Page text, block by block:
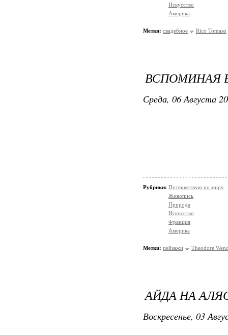
Искусство
Америка
Метки: свадебное Rico Tomaso
ВСПОМИНАЯ
Среда, 06 Августа
Рубрики: Путешествую по миру
Живопись
Природа
Искусство
Франция
Америка
Метки: пейзажи Theodore
АЙДА НА
Воскресенье, 03